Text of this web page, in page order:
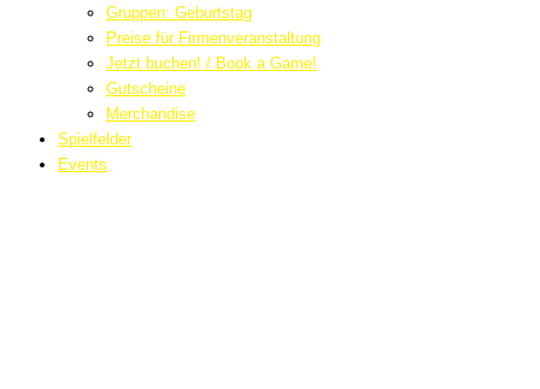
Gruppen: Geburtstag
Preise für Firmenveranstaltung
Jetzt buchen! / Book a Game!
Gutscheine
Merchandise
Spielfelder
Events